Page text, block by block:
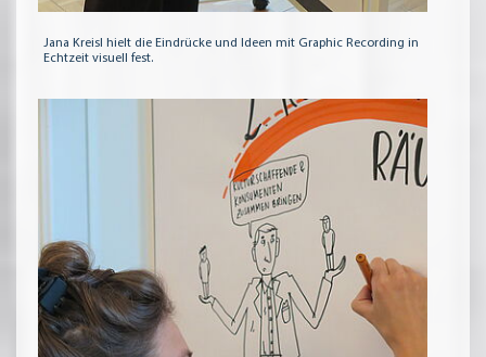
Jana Kreisl hielt die Eindrücke und Ideen mit Graphic Recording in
Echtzeit visuell fest.